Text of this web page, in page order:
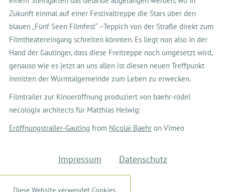
Zukunft einmal auf einer Festivaltreppe die Stars über den
blauen „Fünf Seen Filmfest“ –Teppich von der Straße direkt zum
Filmtheatereingang schreiten könnten. Es liegt nun also in der
Hand der Gautinger, dass diese Freitreppe noch umgesetzt wird,
genauso wie es jetzt an uns allen ist diesen neuen Treffpunkt
inmitten der Würmtalgemeinde zum Leben zu erwecken.
Filmtrailer zur Kinoeröffnung produziert von baehr-rödel
necologix architects für Matthias Helwig:
Eröffnungstrailer-Gauting from Nicolai Baehr on Vimeo
Impressum Datenschutz
Diese Website verwendet Cookies.